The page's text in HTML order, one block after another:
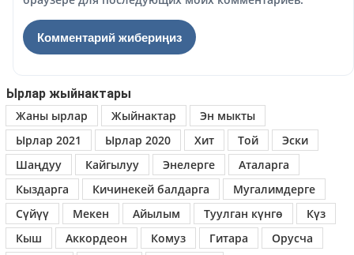
Ырлар жыйнактары
Жаны ырлар
Жыйнактар
Эн мыкты
Ырлар 2021
Ырлар 2020 Хит Той
Эски
Шаңдуу
Кайгылуу Энелерге
Аталарга
Кыздарга
Кичинекей балдарга
Мугалимдерге
Сүйүү
Мекен Айылым Туулган күнгө
Күз
Кыш
Аккордеон Комуз Гитара Орусча